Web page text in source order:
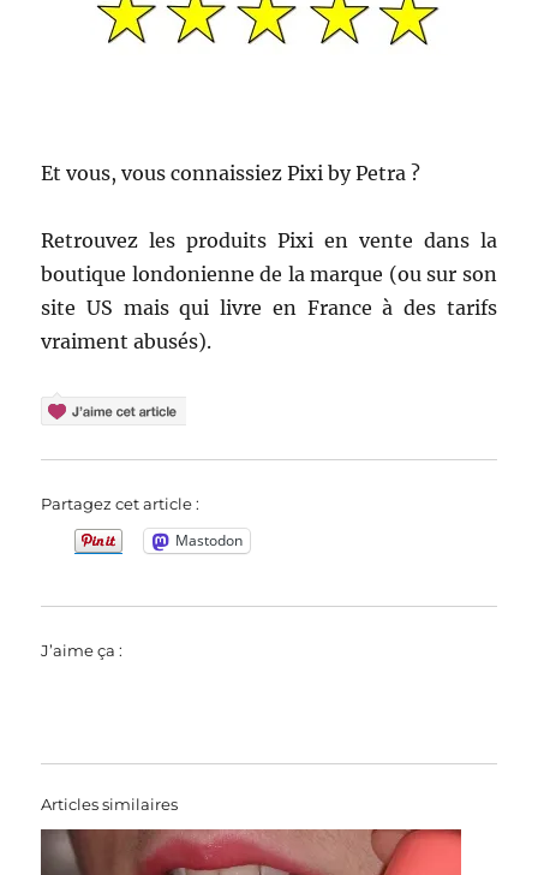
Et vous, vous connaissiez Pixi by Petra ?
Retrouvez les produits Pixi en vente dans la
boutique londonienne de la marque (ou sur son
site US mais qui livre en France à des tarifs
vraiment abusés).
Partagez cet article :
Mastodon
J’aime ça :
Articles similaires